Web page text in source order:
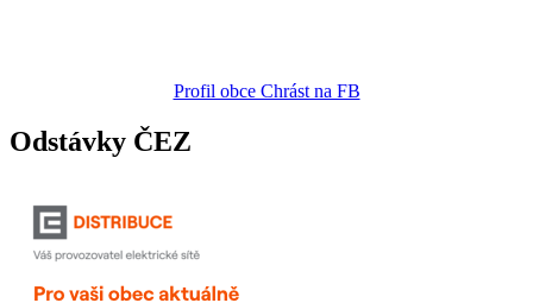
Profil obce Chrást na FB
Odstávky ČEZ